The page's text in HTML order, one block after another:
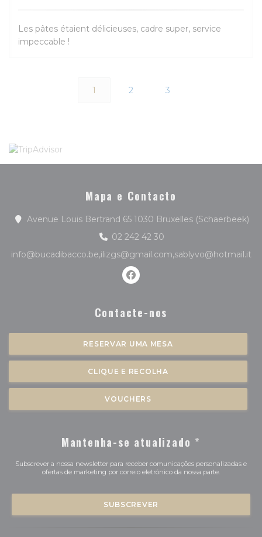
Les pâtes étaient délicieuses, cadre super, service
impeccable !
1 2 3
Mapa e Contacto
Avenue Louis Bertrand 65 1030 Bruxelles (Schaerbeek)
02 242 42 30
info@bucadibacco.be,ilizgs@gmail.com,sablyvo@hotmail.it
Facebook ((abre numa
Contacte-nos
RESERVAR UMA MESA
CLIQUE E RECOLHA
VOUCHERS
Mantenha-se atualizado *
Subscrever a nossa newsletter para receber comunicações personalizadas e
ofertas de marketing por correio eletrónico da nossa parte.
SUBSCREVER